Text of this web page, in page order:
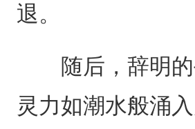
退。
随后，辞明的
灵力如潮水般涌